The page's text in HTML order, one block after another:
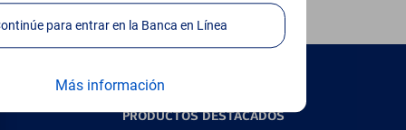
Continúe para entrar en la Banca en Línea
Más información
PRODUCTOS DESTACADOS